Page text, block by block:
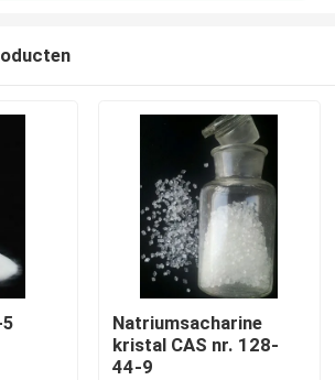
Natriumsacharine
kristal CAS nr. 128-
44-9